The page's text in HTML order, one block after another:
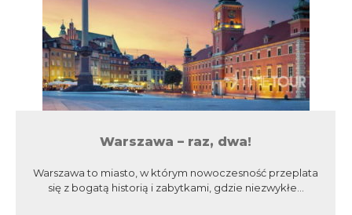
Warszawa – raz, dwa!
Warszawa to miasto, w którym nowoczesność przeplata
się z bogatą historią i zabytkami, gdzie niezwykłe...